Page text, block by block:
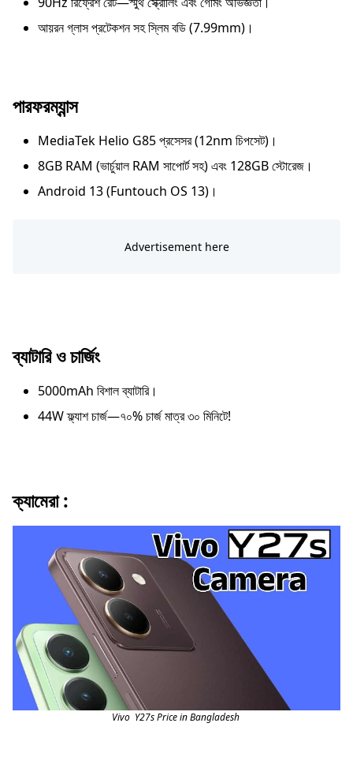
আয়রন গ্লাস প্রটেকশন সহ স্লিম বডি (7.99mm)।
পারফরম্যান্স
MediaTek Helio G85 প্রসেসর (12nm চিপসেট)।
8GB RAM (ভার্চুয়াল RAM সাপোর্ট সহ) এবং 128GB স্টোরেজ।
Android 13 (Funtouch OS 13)।
ব্যাটারি ও চার্জিং
5000mAh বিশাল ব্যাটারি।
44W ফ্ল্যাশ চার্জ—৭০% চার্জ মাত্র ৩০ মিনিটে!
ক্যামেরা :
Vivo Y27s Price in Bangladesh